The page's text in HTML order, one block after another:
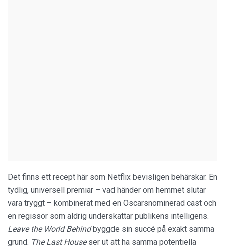
Det finns ett recept här som Netflix bevisligen behärskar. En
tydlig, universell premiär – vad händer om hemmet slutar
vara tryggt – kombinerat med en Oscarsnominerad cast och
en regissör som aldrig underskattar publikens intelligens.
Leave the World Behindbyggde sin succé på exakt samma
grund. The Last Houseser ut att ha samma potentiella